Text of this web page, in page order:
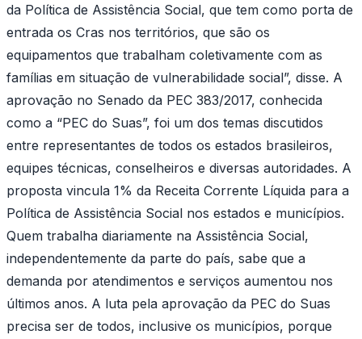
da Política de Assistência Social, que tem como porta de
entrada os Cras nos territórios, que são os
equipamentos que trabalham coletivamente com as
famílias em situação de vulnerabilidade social”, disse. A
aprovação no Senado da PEC 383/2017, conhecida
como a “PEC do Suas”, foi um dos temas discutidos
entre representantes de todos os estados brasileiros,
equipes técnicas, conselheiros e diversas autoridades. A
proposta vincula 1% da Receita Corrente Líquida para a
Política de Assistência Social nos estados e municípios.
Quem trabalha diariamente na Assistência Social,
independentemente da parte do país, sabe que a
demanda por atendimentos e serviços aumentou nos
últimos anos. A luta pela aprovação da PEC do Suas
precisa ser de todos, inclusive os municípios, porque